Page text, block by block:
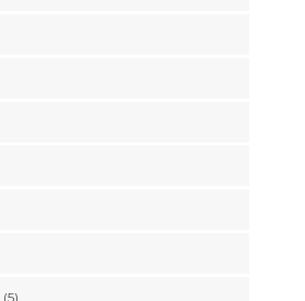
(5)